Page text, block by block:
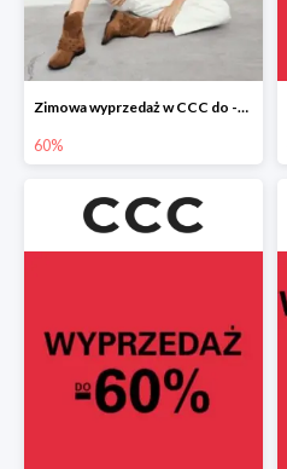
Zimowa wyprzedaż w CCC do -60%
60%